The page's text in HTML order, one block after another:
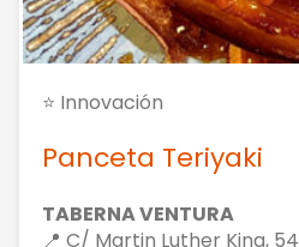
⭐ Innovación
Panceta Teriyaki
TABERNA VENTURA
📍 C/ Martin Luther King, 54